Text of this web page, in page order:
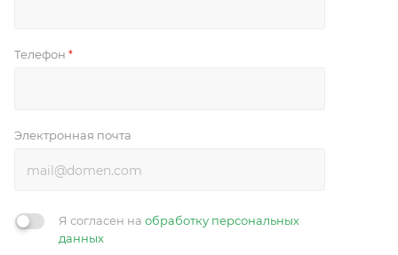
Телефон *
Электронная почта
Я согласен на обработку персональных
данных